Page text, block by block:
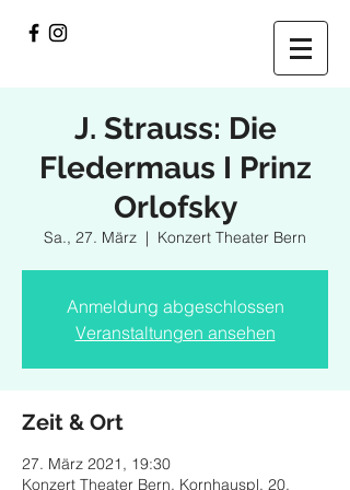
J. Strauss: Die
Fledermaus I Prinz
Orlofsky
Sa., 27. März
  |
Konzert Theater Bern
Anmeldung abgeschlossen
Veranstaltungen ansehen
Zeit & Ort
27. März 2021, 19:30
Konzert Theater Bern, Kornhauspl. 20,